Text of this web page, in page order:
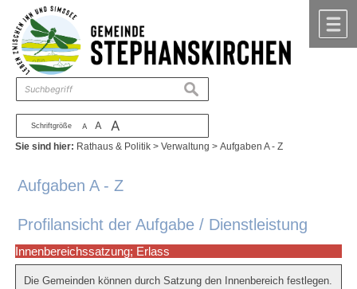
Zum Inhalt ,zur Navigation
Schriftgröße A A A
suchen
Sie sind hier: Rathaus & Politik >Verwaltung >Aufgaben A - Z
Aufgaben A - Z
Profilansicht der Aufgabe / Dienstleistung
Innenbereichssatzung; Erlass
Die Gemeinden können durch Satzung den Innenbereich festlegen.